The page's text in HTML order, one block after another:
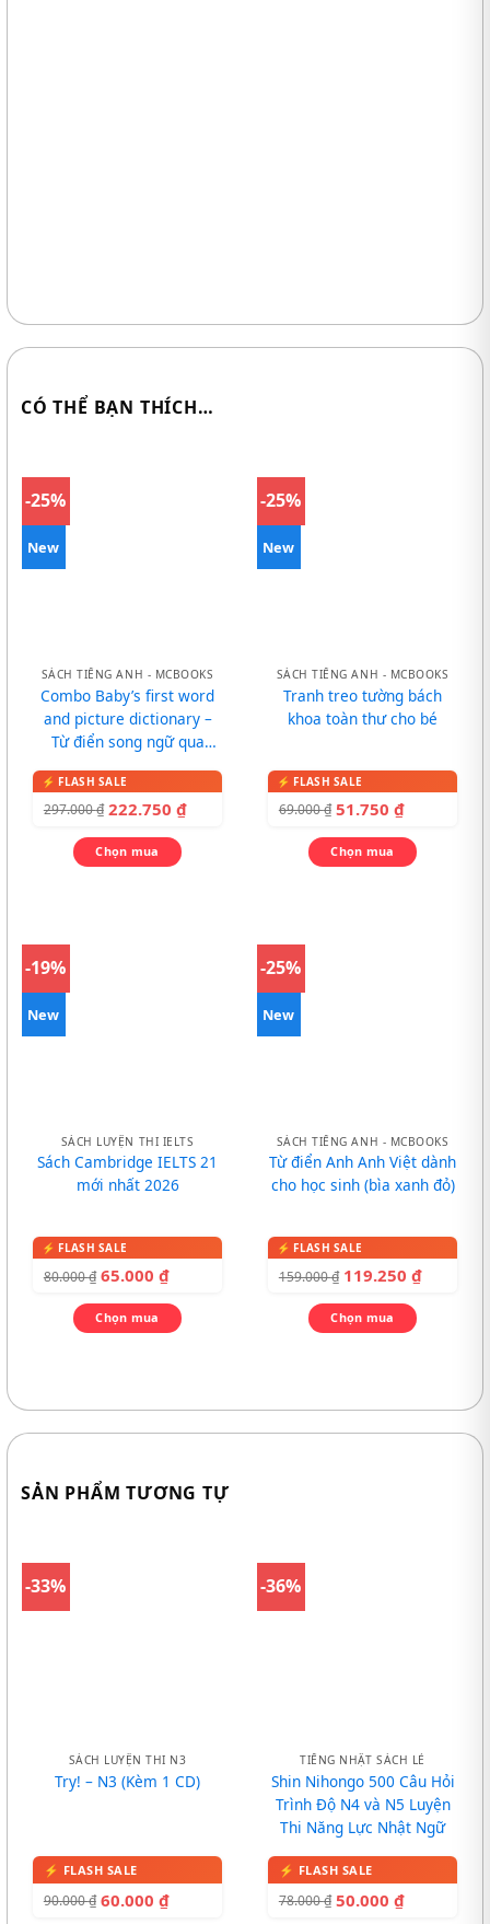
CÓ THỂ BẠN THÍCH…
-25%
New
SÁCH TIẾNG ANH - MCBOOKS
Combo Baby’s first word
and picture dictionary –
Từ điển song ngữ qua
297.000₫ 222.750 ₫
Chọn mua
-25%
New
SÁCH TIẾNG ANH - MCBOOKS
Tranh treo tường bách
khoa toàn thư cho bé
69.000₫ 51.750 ₫
Chọn mua
-19%
New
SÁCH LUYỆN THI IELTS
Sách Cambridge IELTS 21
mới nhất 2026
80.000₫ 65.000 ₫
Chọn mua
-25%
New
SÁCH TIẾNG ANH - MCBOOKS
Từ điển Anh Anh Việt dành
cho học sinh (bìa xanh đỏ)
159.000₫ 119.250 ₫
Chọn mua
SẢN PHẨM TƯƠNG TỰ
-33%
SÁCH LUYỆN THI N3
Try! – N3 (Kèm 1 CD)
90.000₫ 60.000 ₫
-36%
TIẾNG NHẬT SÁCH LẺ
Shin Nihongo 500 Câu Hỏi
Trình Độ N4 và N5 Luyện
Thi Năng Lực Nhật Ngữ
78.000₫ 50.000 ₫